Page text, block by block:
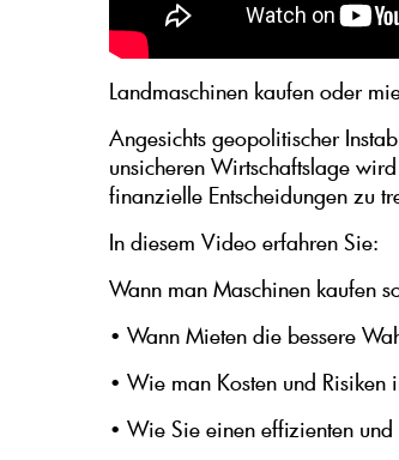
Landmaschinen kaufen oder
Angesichts geopolitischer
unsicheren Wirtschaftslage
finanzielle Entscheidungen zu
In diesem Video erfahren Sie:
Wann man Maschinen kaufen
• Wann Mieten die bessere
• Wie man Kosten und
• Wie Sie einen effizienten